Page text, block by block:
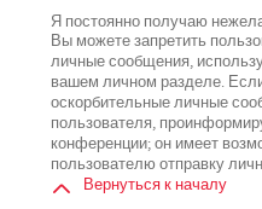
Я постоянно получаю
Вы можете запретить
личные сообщения,
вашем личном разделе.
оскорбительные личные
пользователя,
конференции; он имеет
пользователю отправку
Вернуться к началу